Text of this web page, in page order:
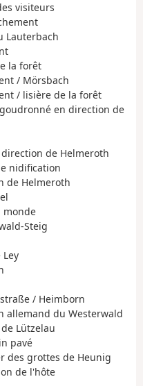
visiteurs
Lauterbach
la forêt
/ Mörsbach
/ lisière de la forêt
en direction de
de Helmeroth
nidification
de Helmeroth
monde
Steig
Ley
/ Heimborn
allemand du Westerwald
Lützelau
pavé
des grottes de Heunig
de l'hôte